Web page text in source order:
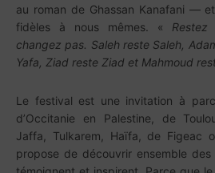
au roman de Ghassan Kanafani —
fidèles à nous mêmes. « Restez
changez pas. Saleh reste Saleh,
Yafa, Ziad reste Ziad et Mahmoud
Le festival est une invitation à
d’Occitanie en Palestine, de
Jaffa, Tulkarem, Haïfa, de Figeac
propose de découvrir ensemble